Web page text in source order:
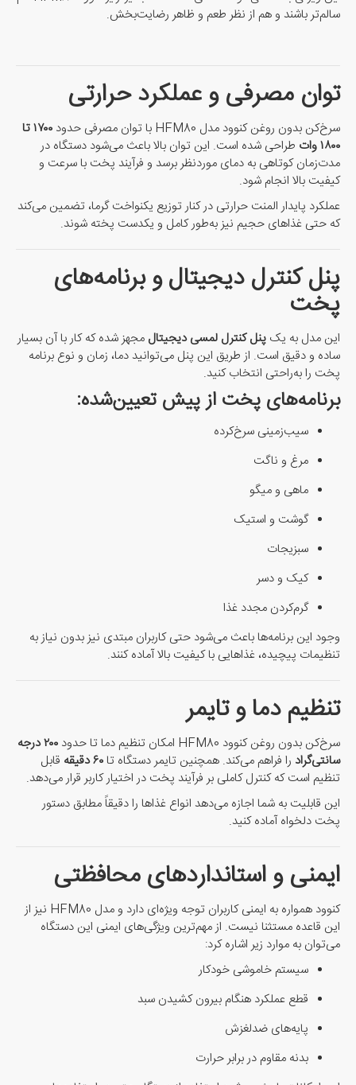
سالم‌تر باشند و هم از نظر طعم و ظاهر رضایت‌بخش.
توان مصرفی و عملکرد حرارتی
سرخ‌کن بدون روغن کنوود مدل HFM80 با توان مصرفی حدود
۱۷۰۰ تا
۱۸۰۰ وات
طراحی شده است. این توان بالا باعث می‌شود دستگاه در
مدت‌زمان کوتاهی به دمای موردنظر برسد و فرآیند پخت با سرعت و
کیفیت بالا انجام شود.
عملکرد پایدار المنت حرارتی در کنار توزیع یکنواخت گرما، تضمین می‌کند
که حتی غذاهای حجیم نیز به‌طور کامل و یکدست پخته شوند.
پنل کنترل دیجیتال و برنامه‌های
پخت
این مدل به یک پنل کنترل لمسی دیجیتال مجهز شده که کار با آن بسیار
ساده و دقیق است. از طریق این پنل می‌توانید دما، زمان و نوع برنامه
پخت را به‌راحتی انتخاب کنید.
برنامه‌های پخت از پیش تعیین‌شده:
سیب‌زمینی سرخ‌کرده
مرغ و ناگت
ماهی و میگو
گوشت و استیک
سبزیجات
کیک و دسر
گرم‌کردن مجدد غذا
وجود این برنامه‌ها باعث می‌شود حتی کاربران مبتدی نیز بدون نیاز به
تنظیمات پیچیده، غذاهایی با کیفیت بالا آماده کنند.
تنظیم دما و تایمر
سرخ‌کن بدون روغن کنوود HFM80 امکان تنظیم دما تا حدود
۲۰۰ درجه
سانتی‌گراد را فراهم می‌کند. همچنین تایمر دستگاه تا۶۰ دقیقه
قابل
تنظیم است که کنترل کاملی بر فرآیند پخت در اختیار کاربر قرار می‌دهد.
این قابلیت به شما اجازه می‌دهد انواع غذاها را دقیقاً مطابق دستور
پخت دلخواه آماده کنید.
ایمنی و استانداردهای محافظتی
کنوود همواره به ایمنی کاربران توجه ویژه‌ای دارد و مدل HFM80 نیز از
این قاعده مستثنا نیست. از مهم‌ترین ویژگی‌های ایمنی این دستگاه
می‌توان به موارد زیر اشاره کرد:
سیستم خاموشی خودکار
قطع عملکرد هنگام بیرون کشیدن سبد
پایه‌های ضدلغزش
بدنه مقاوم در برابر حرارت